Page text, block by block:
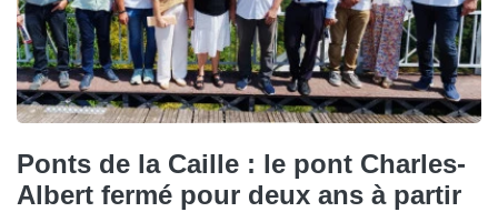
Ponts de la Caille : le pont Charles-
Albert fermé pour deux ans à partir